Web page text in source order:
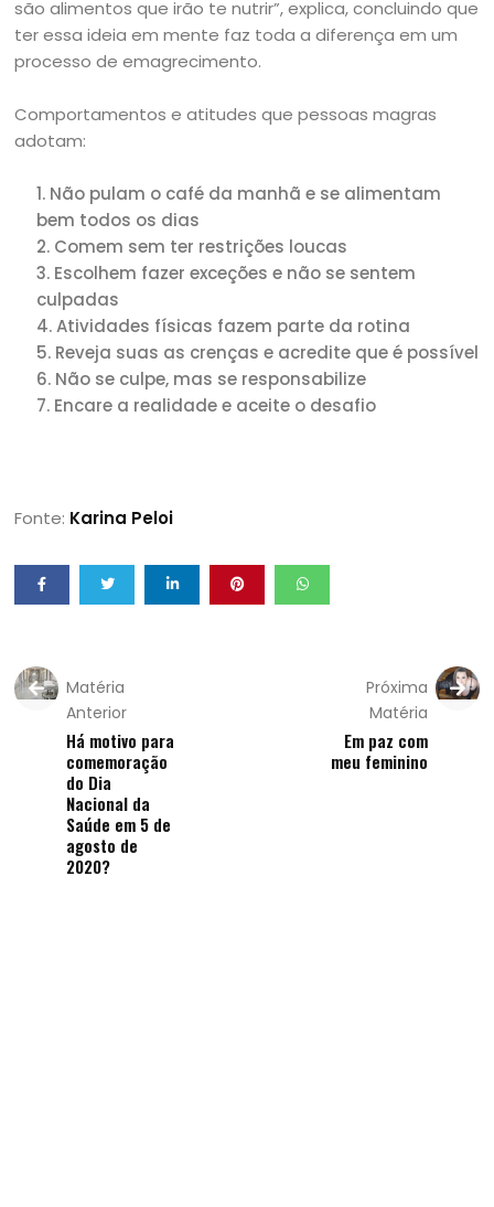
são alimentos que irão te nutrir”, explica, concluindo que
ter essa ideia em mente faz toda a diferença em um
processo de emagrecimento.
Comportamentos e atitudes que pessoas magras
adotam:
Não pulam o café da manhã e se alimentam
bem todos os dias
2. Comem sem ter restrições loucas
3. Escolhem fazer exceções e não se sentem
culpadas
4. Atividades físicas fazem parte da rotina
5. Reveja suas as crenças e acredite que é possível
6. Não se culpe, mas se responsabilize
7. Encare a realidade e aceite o desafio
Fonte: Karina Peloi
Matéria
Anterior
Há motivo para
comemoração
do Dia
Nacional da
Saúde em 5 de
agosto de
2020?
Próxima
Matéria
Em paz com
meu feminino